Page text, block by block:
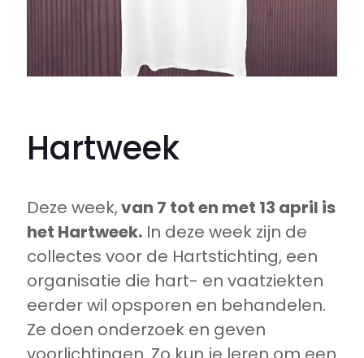
Hartweek
Deze week,van 7 tot en met 13 april is
het Hartweek. In deze week zijn de
collectes voor de Hartstichting, een
organisatie die hart- en vaatziekten
eerder wil opsporen en behandelen.
Ze doen onderzoek en geven